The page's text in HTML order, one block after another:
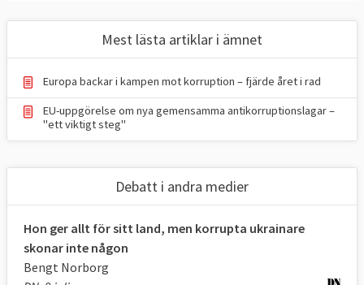
Mest lästa artiklar i ämnet
Europa backar i kampen mot korruption – fjärde året i rad
EU-uppgörelse om nya gemensamma antikorruptionslagar –
"ett viktigt steg"
Debatt i andra medier
Hon ger allt för sitt land, men korrupta ukrainare
skonar inte någon
Bengt Norborg